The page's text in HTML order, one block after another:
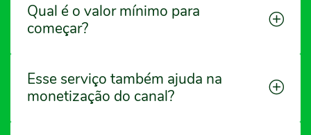
Qual é o valor mínimo para
começar?
Esse serviço também ajuda na
monetização do canal?